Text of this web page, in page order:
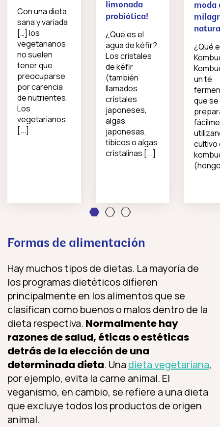
Con una dieta
sana y variada
[…] los
vegetarianos
no suelen
tener que
preocuparse
por carencia
de nutrientes.
Los
vegetarianos
[...]
limonada
probiótica!
¿Qué es el
agua de kéfir?
Los cristales
de kéfir
(también
llamados
cristales
japoneses,
algas
japonesas,
tibicos o algas
cristalinas [...]
moda
¿Qué
un té
que se
cultivo
Formas de alimentación
Hay muchos tipos de dietas. La mayoría de
los programas dietéticos difieren
principalmente en los alimentos que se
clasifican como buenos o malos dentro de la
dieta respectiva. Normalmente hay
razones de salud, éticas o estéticas
detrás de la elección de una
determinada dieta. Una dieta vegetariana,
por ejemplo, evita la carne animal. El
veganismo, en cambio, se refiere a una dieta
que excluye todos los productos de origen
animal.